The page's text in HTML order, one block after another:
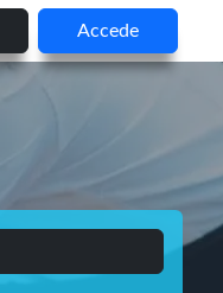
Accede